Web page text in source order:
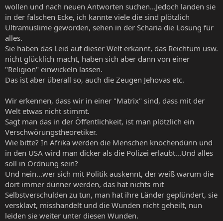
wollen und nach neuen Antworten suchen...Jedoch landen sie
in der falschen Ecke, ich kannte viele die sind plötzlich
Ultramuslime geworden, sehen in der Scharia die Lösung für
alles.
Sie haben das Leid auf dieser Welt erkannt, das Reichtum usw.
nicht glücklich macht, haben sich aber dann von einer
"Religion" einwickeln lassen.
Das ist aber überall so, auch die Zeugen Jehovas etc.
Wir erkennen, dass wir in einer "Matrix" sind, dass mit der
Welt etwas nicht stimmt.
Sagt man das in der Öffentlichkeit, ist man plötzlich ein
Verschwörungstheoretiker.
Wie bitte? In Afrika werden die Menschen knochendünn und
in den USA wird man dicker als die Polizei erlaubt...Und alles
soll in Ordnung sein?
Und nein...wer sich mit Politik auskennt, der weiß warum die
dort immer dünner werden, das hat nichts mit
Selbstverschulden zu tun, man hat ihre Länder geplündert, sie
versklavt, misshandelt und die Wunden nicht geheilt, nun
leiden sie weiter unter diesen Wunden.